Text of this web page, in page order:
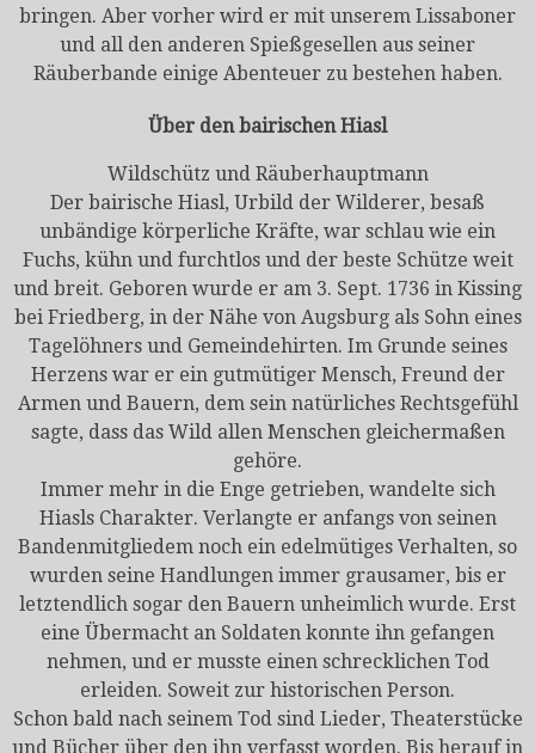
bringen. Aber vorher wird er mit unserem Lissaboner
und all den anderen Spießgesellen aus seiner
Räuberbande einige Abenteuer zu bestehen haben.
Über den bairischen Hiasl
Wildschütz und Räuberhauptmann
Der bairische Hiasl, Urbild der Wilderer, besaß
unbändige körperliche Kräfte, war schlau wie ein
Fuchs, kühn und furchtlos und der beste Schütze weit
und breit. Geboren wurde er am 3. Sept. 1736 in Kissing
bei Friedberg, in der Nähe von Augsburg als Sohn eines
Tagelöhners und Gemeindehirten. Im Grunde seines
Herzens war er ein gutmütiger Mensch, Freund der
Armen und Bauern, dem sein natürliches Rechtsgefühl
sagte, dass das Wild allen Menschen gleichermaßen
gehöre.
Immer mehr in die Enge getrieben, wandelte sich
Hiasls Charakter. Verlangte er anfangs von seinen
Bandenmitgliedem noch ein edelmütiges Verhalten, so
wurden seine Handlungen immer grausamer, bis er
letztendlich sogar den Bauern unheimlich wurde. Erst
eine Übermacht an Soldaten konnte ihn gefangen
nehmen, und er musste einen schrecklichen Tod
erleiden. Soweit zur historischen Person.
Schon bald nach seinem Tod sind Lieder, Theaterstücke
und Bücher über den ihn verfasst worden. Bis herauf in